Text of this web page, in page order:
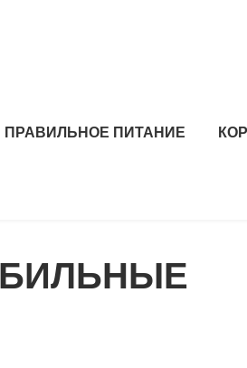
ПРАВИЛЬНОЕ ПИТАНИЕ